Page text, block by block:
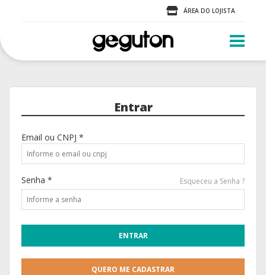
ÁREA DO LOJISTA
Entrar
Email ou CNPJ *
Senha * Esqueceu a Senha ?
QUERO ME CADASTRAR